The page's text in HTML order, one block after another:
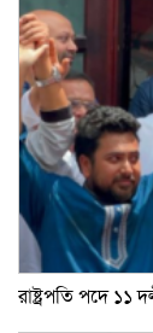
রাষ্ট্রপতি পদে ১১